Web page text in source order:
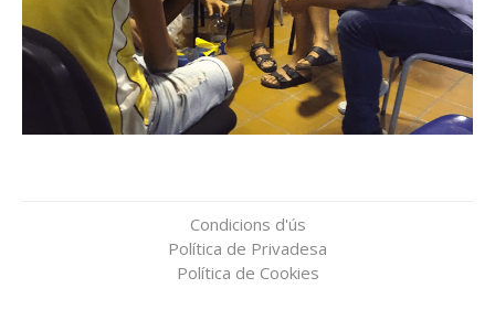
Condicions d'ús
Política de Privadesa
Política de Cookies